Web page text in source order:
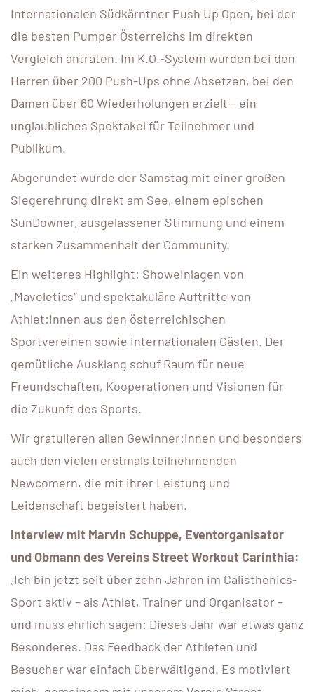
Internationalen Südkärntner Push Up Open, bei der
die besten Pumper Österreichs im direkten
Vergleich antraten. Im K.O.-System wurden bei den
Herren über 200 Push-Ups ohne Absetzen, bei den
Damen über 60 Wiederholungen erzielt – ein
unglaubliches Spektakel für Teilnehmer und
Publikum.
Abgerundet wurde der Samstag mit einer großen
Siegerehrung direkt am See, einem epischen
SunDowner, ausgelassener Stimmung und einem
starken Zusammenhalt der Community.
Ein weiteres Highlight: Showeinlagen von
„Maveletics“ und spektakuläre Auftritte von
Athlet:innen aus den österreichischen
Sportvereinen sowie internationalen Gästen. Der
gemütliche Ausklang schuf Raum für neue
Freundschaften, Kooperationen und Visionen für
die Zukunft des Sports.
Wir gratulieren allen Gewinner:innen und besonders
auch den vielen erstmals teilnehmenden
Newcomern, die mit ihrer Leistung und
Leidenschaft begeistert haben.
Interview mit Marvin Schuppe, Eventorganisator
und Obmann des Vereins Street Workout Carinthia:
„Ich bin jetzt seit über zehn Jahren im Calisthenics-
Sport aktiv – als Athlet, Trainer und Organisator –
und muss ehrlich sagen: Dieses Jahr war etwas ganz
Besonderes. Das Feedback der Athleten und
Besucher war einfach überwältigend. Es motiviert